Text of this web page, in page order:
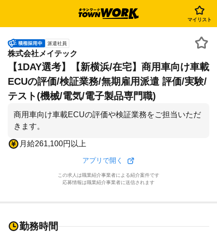
マイリスト
派遣社員
株式会社メイテック
【1DAY選考】【新横浜/在宅】商用車向け車載
ECUの評価/検証業務/無期雇用派遣 評価/実験/
テスト(機械/電気/電子製品専門職)
商用車向け車載ECUの評価や検証業務をご担当いただ
きます。
月給261,100円以上
アプリで開く
この求人は職業紹介事業者による紹介案件です
応募情報は職業紹介事業者に送信されます
勤務時間